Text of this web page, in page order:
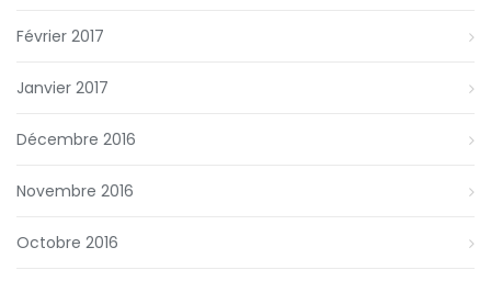
Février 2017
Janvier 2017
Décembre 2016
Novembre 2016
Octobre 2016